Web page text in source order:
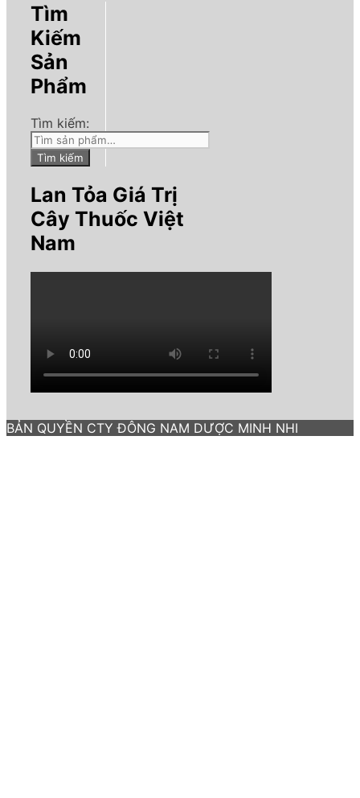
Tìm
Kiếm
Sản
Phẩm
Tìm kiếm:
Tìm kiếm
Lan Tỏa Giá Trị
Cây Thuốc Việt
Nam
BẢN QUYỀN CTY ĐÔNG NAM DƯỢC MINH NHI